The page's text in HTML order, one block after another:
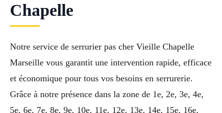
Chapelle
Notre service de serrurier pas cher Vieille Chapelle
Marseille vous garantit une intervention rapide, efficace
et économique pour tous vos besoins en serrurerie.
Grâce à notre présence dans la zone de 1e, 2e, 3e, 4e,
5e, 6e, 7e, 8e, 9e, 10e, 11e, 12e, 13e, 14e, 15e, 16e,